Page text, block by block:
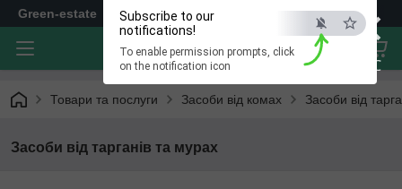
×
ESC
Subscribe to our
notifications!
To enable permission prompts, click
on the notification icon
Green-estate
Товари та послуги Засоби від комах Засоби від
Засоби від тарганів та мурах